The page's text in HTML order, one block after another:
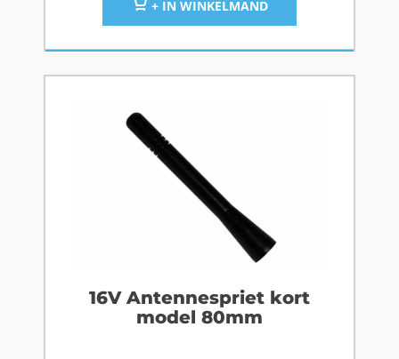
+ IN WINKELMAND
16V Antennespriet kort
model 80mm